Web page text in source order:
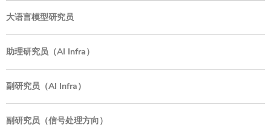
大语言模型研究员
助理研究员（AI Infra）
副研究员（AI Infra）
副研究员（信号处理方向）